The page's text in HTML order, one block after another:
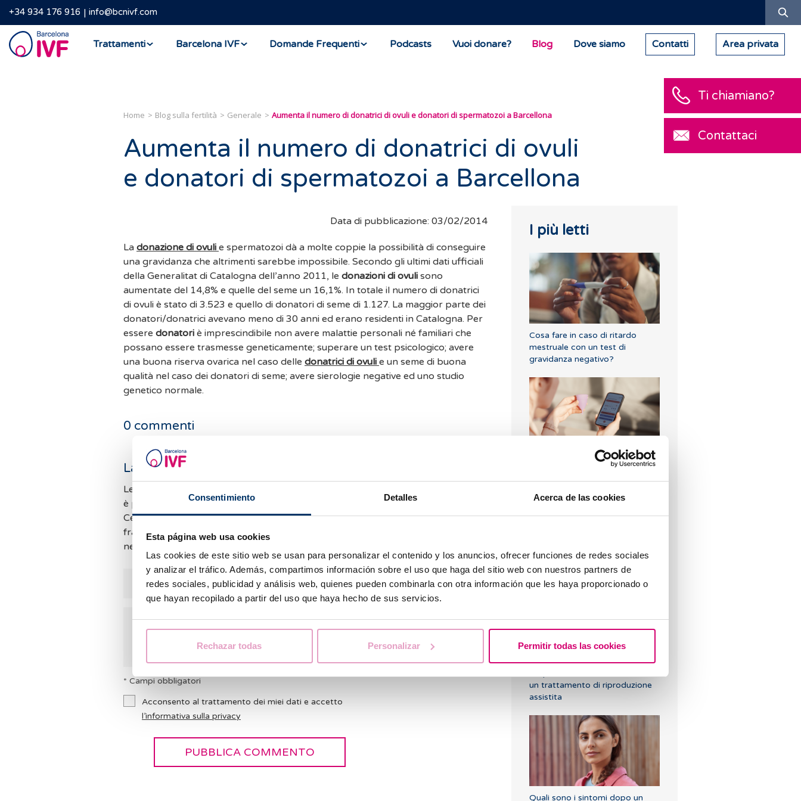
Consentimiento Detalles Acerca de las cookies
Esta página web usa cookies
Las cookies de este sitio web se usan para personalizar el contenido y los anuncios, ofrecer funciones de redes sociales
y analizar el tráfico. Además, compartimos información sobre el uso que haga del sitio web con nuestros partners de
redes sociales, publicidad y análisis web, quienes pueden combinarla con otra información que les haya proporcionado o
que hayan recopilado a partir del uso que haya hecho de sus servicios.
Rechazar todas Personalizar Permitir todas las cookies
+34 934 176 916 info@bcnivf.com
Barcelona
IVF
Trattamenti Barcelona IVF Domande Frequenti Podcasts Vuoi donare? Blog Dove siamo Contatti Area privata
Home Blog sulla fertilità Generale Aumenta il numero di donatrici di ovuli e donatori di spermatozoi a Barcellona
Aumenta il numero di donatrici di ovuli
e donatori di spermatozoi a Barcellona
Data di pubblicazione: 03/02/2014
La donazione di ovuli e spermatozoi dà a molte coppie la possibilità di conseguire
una gravidanza che altrimenti sarebbe impossibile. Secondo gli ultimi dati ufficiali
della Generalitat di Catalogna dell’anno 2011, le donazioni di ovuli sono
aumentate del 14,8% e quelle del seme un 16,1%. In totale il numero di donatrici
di ovuli è stato di 3.523 e quello di donatori di seme di 1.127. La maggior parte dei
donatori/donatrici avevano meno di 30 anni ed erano residenti in Catalogna. Per
essere donatori è imprescindibile non avere malattie personali né familiari che
possano essere trasmesse geneticamente; superare un test psicologico; avere
una buona riserva ovarica nel caso delle donatrici di ovuli e un seme di buona
qualità nel caso dei donatori di seme; avere sierologie negative ed uno studio
genetico normale.
0 commenti
Lascia un commento
Le richieste di informazioni sono numerose e non ci
è possibile rispondere a tutti i commenti.
Cercheremo di rispondere il prima possibile. Nel
frattempo vi invitiamo a consultare le nostre
nel caso in cui possiamo aiutarvi.
* Campi obbligatori
Acconsento al trattamento dei miei dati e accetto
l’informativa sulla privacy
I più letti
Cosa fare in caso di ritardo
mestruale con un test di
gravidanza negativo?
Come calcolare giorni fertili?
Fertilità e alimentazione: qual è
la dieta migliore durante la FIV?
un trattamento di riproduzione
assistita
Quali sono i sintomi dopo un
Ti chiamiano?
Contattaci